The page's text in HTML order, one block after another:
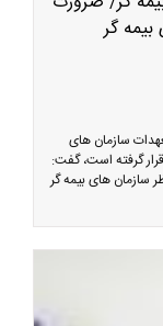
گر
سازمان های
گرفته است، گفت:
سازمان های بیمه گر